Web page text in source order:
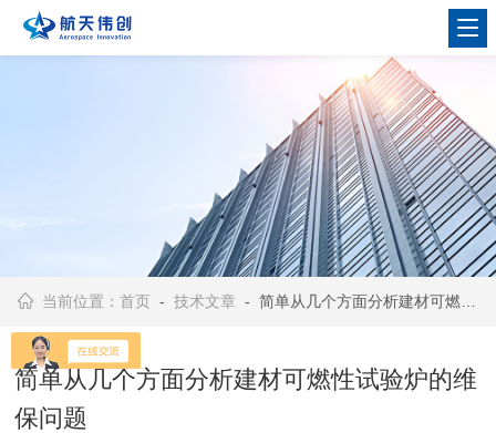
当前位置：首页 -技术文章 - 简单从几个方面分析建材可燃性试验炉的维保问题
简单从几个方面分析建材可燃性试验炉的维
保问题